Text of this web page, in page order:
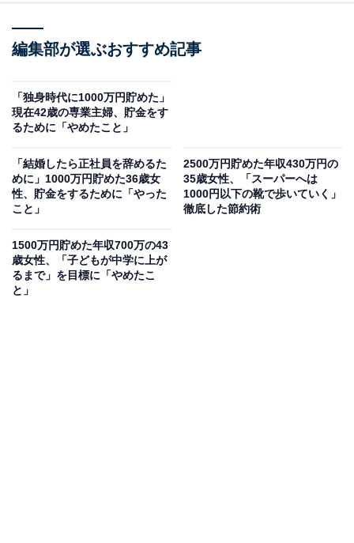
40代で貯金1000万円ある人の割合は？
割合いるのでしょうか。金融広報中央委員会が発表した
「家計の金融行動に関する世論調査（令和4年）」によ
ると、株式などを含めた金融資産保有額で、1000万円以
編集部が選ぶおすすめ記事
「独身時代に1000万円貯めた」
現在42歳の専業主婦、貯金をす
るために「やめたこと」
「結婚したら正社員を辞めるた
めに」1000万円貯めた36歳女
性、貯金をするために「やった
こと」
2500万円貯めた年収430万円の
35歳女性、「スーパーへは
1000円以下の靴で歩いていく」
徹底した節約術
1500万円貯めた年収700万の43
歳女性、「子どもが中学に上が
るまで」を目標に「やめたこ
と」